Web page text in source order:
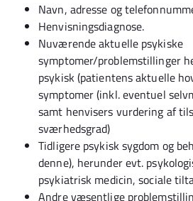
Navn, adresse og
Henvisningsdiagnose.
Nuværende aktuelle psykiske
symptomer/problemstillinger
psykisk (patientens aktuelle
symptomer (inkl. eventuel
samt henvisers vurdering af
sværhedsgrad)
Tidligere psykisk sygdom og
denne), herunder evt.
psykiatrisk medicin, sociale
Andre væsentlige